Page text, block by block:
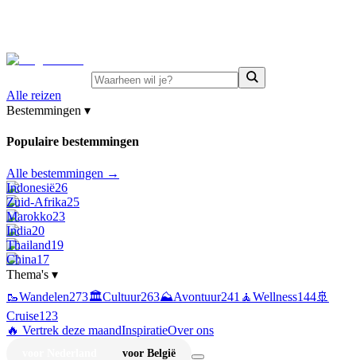
Alle reizen
Bestemmingen ▾
Populaire bestemmingen
Alle bestemmingen →
Indonesië26
Zuid-Afrika25
Marokko23
India20
Thailand19
China17
Thema's ▾
🥾Wandelen273🏛️Cultuur263⛰️Avontuur241 🧘Wellness144🚢
Cruise123
🔥 Vertrek deze maandInspiratieOver ons
voor België